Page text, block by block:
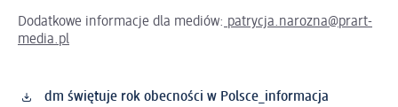
Dodatkowe informacje dla mediów: patrycja.narozna@prart-
media.pl
dm świętuje rok obecności w Polsce_informacja